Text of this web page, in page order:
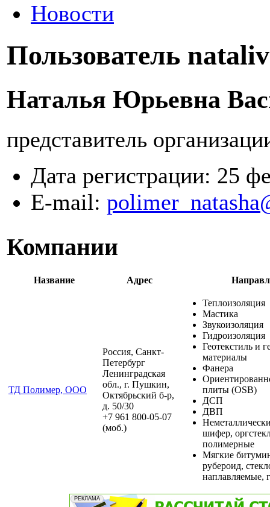
Новости
Пользователь nataliv
Наталья Юрьевна
представитель
Дата регистрации: 25
E-mail:
Компании
Название Адрес
ТД Полимер, ООО
Россия, Санкт-
Петербург
Ленинградская
обл., г. Пушкин,
Октябрьский б-р,
д. 50/30
+7 961 800-05-07
(моб.)
Теплоизоляция
Мастика
Звукоизоляция
Гидроизоляция
Геотекстиль и
материалы
Фанера
плиты (OSB)
ДСП
ДВП
шифер,
полимерные
Мягкие
рубероид,
наплавляемые,